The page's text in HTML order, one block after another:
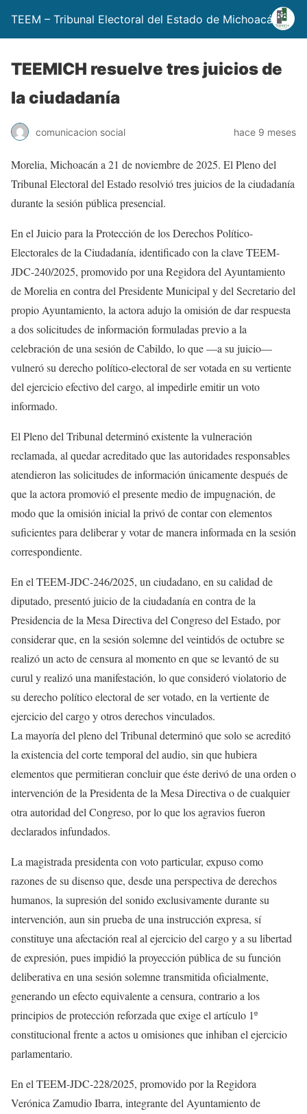
TEEM – Tribunal Electoral del Estado de Michoacán
TEEMICH resuelve tres juicios de
la ciudadanía
comunicacion social hace 9 meses
Morelia, Michoacán a 21 de noviembre de 2025. El Pleno del
Tribunal Electoral del Estado resolvió tres juicios de la ciudadanía
durante la sesión pública presencial.
En el Juicio para la Protección de los Derechos Político-
Electorales de la Ciudadanía, identificado con la clave TEEM-
JDC-240/2025, promovido por una Regidora del Ayuntamiento
de Morelia en contra del Presidente Municipal y del Secretario del
propio Ayuntamiento, la actora adujo la omisión de dar respuesta
a dos solicitudes de información formuladas previo a la
celebración de una sesión de Cabildo, lo que —a su juicio—
vulneró su derecho político-electoral de ser votada en su vertiente
del ejercicio efectivo del cargo, al impedirle emitir un voto
informado.
El Pleno del Tribunal determinó existente la vulneración
reclamada, al quedar acreditado que las autoridades responsables
atendieron las solicitudes de información únicamente después de
que la actora promovió el presente medio de impugnación, de
modo que la omisión inicial la privó de contar con elementos
suficientes para deliberar y votar de manera informada en la sesión
correspondiente.
En el TEEM-JDC-246/2025, un ciudadano, en su calidad de
diputado, presentó juicio de la ciudadanía en contra de la
Presidencia de la Mesa Directiva del Congreso del Estado, por
considerar que, en la sesión solemne del veintidós de octubre se
realizó un acto de censura al momento en que se levantó de su
curul y realizó una manifestación, lo que consideró violatorio de
su derecho político electoral de ser votado, en la vertiente de
ejercicio del cargo y otros derechos vinculados.
La mayoría del pleno del Tribunal determinó que solo se acreditó
la existencia del corte temporal del audio, sin que hubiera
elementos que permitieran concluir que éste derivó de una orden o
intervención de la Presidenta de la Mesa Directiva o de cualquier
otra autoridad del Congreso, por lo que los agravios fueron
declarados infundados.
La magistrada presidenta con voto particular, expuso como
razones de su disenso que, desde una perspectiva de derechos
humanos, la supresión del sonido exclusivamente durante su
intervención, aun sin prueba de una instrucción expresa, sí
constituye una afectación real al ejercicio del cargo y a su libertad
de expresión, pues impidió la proyección pública de su función
deliberativa en una sesión solemne transmitida oficialmente,
generando un efecto equivalente a censura, contrario a los
principios de protección reforzada que exige el artículo 1º
constitucional frente a actos u omisiones que inhiban el ejercicio
parlamentario.
En el TEEM-JDC-228/2025, promovido por la Regidora
Verónica Zamudio Ibarra, integrante del Ayuntamiento de